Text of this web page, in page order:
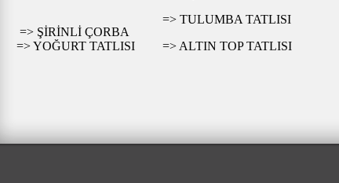
=> ŞİRİNLİ ÇORBA
=> TULUMBA TATLISI
=> YOĞURT TATLISI
=> ALTIN TOP TATLISI